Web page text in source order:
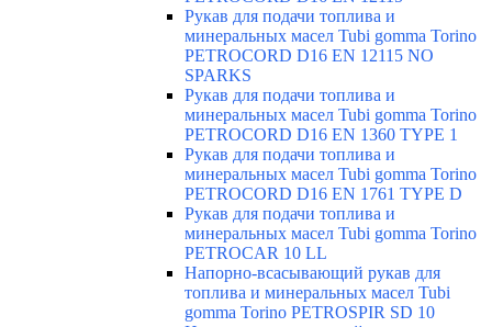
Рукав для подачи топлива и
минеральных масел Tubi gomma Torino
PETROCORD D16 EN 12115 NO
SPARKS
Рукав для подачи топлива и
минеральных масел Tubi gomma Torino
PETROCORD D16 EN 1360 TYPE 1
Рукав для подачи топлива и
минеральных масел Tubi gomma Torino
PETROCORD D16 EN 1761 TYPE D
Рукав для подачи топлива и
минеральных масел Tubi gomma Torino
PETROCAR 10 LL
Напорно-всасывающий рукав для
топлива и минеральных масел Tubi
gomma Torino PETROSPIR SD 10